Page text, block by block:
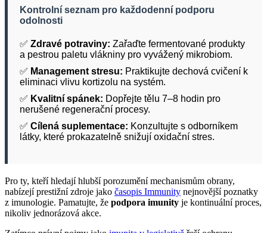
Kontrolní seznam pro každodenní podporu
odolnosti
✅ Zdravé potraviny: Zařaďte fermentované produkty
a pestrou paletu vlákniny pro vyvážený mikrobiom.
✅ Management stresu: Praktikujte dechová cvičení k
eliminaci vlivu kortizolu na systém.
✅ Kvalitní spánek: Dopřejte tělu 7–8 hodin pro
nerušené regenerační procesy.
✅ Cílená suplementace: Konzultujte s odborníkem
látky, které prokazatelně snižují oxidační stres.
Pro ty, kteří hledají hlubší porozumění mechanismům obrany,
nabízejí prestižní zdroje jako časopis Immunity nejnovější poznatky
z imunologie. Pamatujte, že podpora imunity je kontinuální proces,
nikoliv jednorázová akce.